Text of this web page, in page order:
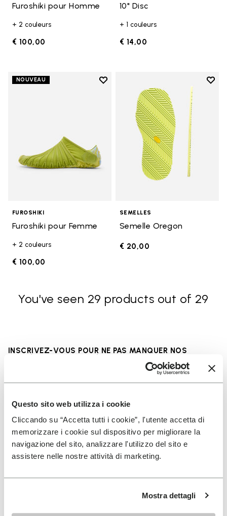
Questo sito web utilizza i cookie
Cliccando su “Accetta tutti i cookie”, l'utente accetta di
memorizzare i cookie sul dispositivo per migliorare la
navigazione del sito, analizzare l'utilizzo del sito e
assistere nelle nostre attività di marketing.
Mostra dettagli
Furoshiki pour Homme
+ 2 couleurs
€ 100,00
10" Disc
+ 1 couleurs
€ 14,00
NOUVEAU
Add to wishlist
Add to wishlist Furoshiki pour
FUROSHIKI
Furoshiki pour Femme
+ 2 couleurs
€ 100,00
Add
SEMELLES
Semelle Oregon
€ 20,00
You've seen 29 products out of 29
INSCRIVEZ-VOUS POUR NE PAS MANQUER NOS
Jai pris connaissance de laPolitique de
Confidentialitéde Vibram et jaccepte le
traitement de mes données personnelles afin de
recevoir des communications personnalisées
Pour savoir comment nous traitons vos données, veuillez